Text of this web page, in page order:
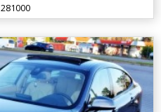
281000